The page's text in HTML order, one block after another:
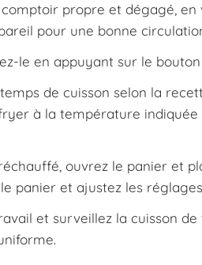
propre et dégagé, en
pour une bonne
le en appuyant sur le
de cuisson selon la
à la température
ouvrez le panier et
panier et ajustez les
et surveillez la cuisson